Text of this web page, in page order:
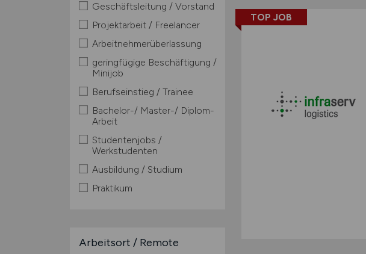
Geschäftsleitung / Vorstand
Projektarbeit / Freelancer
Arbeitnehmerüberlassung
geringfügige Beschäftigung /
Minijob
Berufseinstieg / Trainee
Bachelor-/ Master-/ Diplom-
Arbeit
Studentenjobs /
Werkstudenten
Ausbildung / Studium
Praktikum
Arbeitsort / Remote
TOP JOB